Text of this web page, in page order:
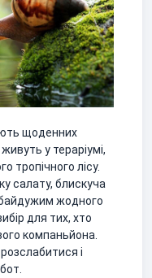
щоденних
у тераріумі,
тропічного лісу.
салату, блискуча
байдужим жодного
для тих, хто
компаньйона.
і